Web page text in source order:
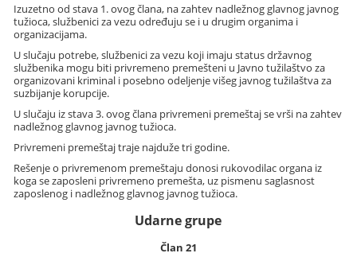
Izuzetno od stava 1. ovog člana, na zahtev nadležnog glavnog javnog
tužioca, službenici za vezu određuju se i u drugim organima i
organizacijama.
U slučaju potrebe, službenici za vezu koji imaju status državnog
službenika mogu biti privremeno premešteni u Javno tužilaštvo za
organizovani kriminal i posebno odeljenje višeg javnog tužilaštva za
suzbijanje korupcije.
U slučaju iz stava 3. ovog člana privremeni premeštaj se vrši na zahtev
nadležnog glavnog javnog tužioca.
Privremeni premeštaj traje najduže tri godine.
Rešenje o privremenom premeštaju donosi rukovodilac organa iz
koga se zaposleni privremeno premešta, uz pismenu saglasnost
zaposlenog i nadležnog glavnog javnog tužioca.
Udarne grupe
Član 21